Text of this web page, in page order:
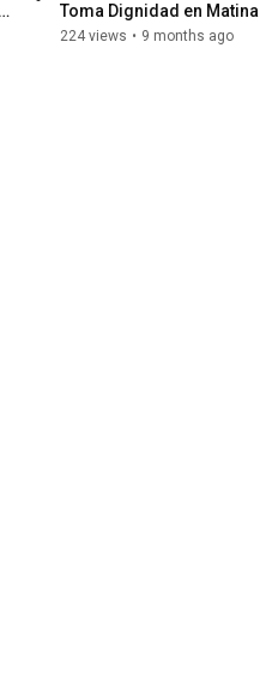
Toma Dignidad en Matinal
BDAT TVN
224 views • 9 months ago